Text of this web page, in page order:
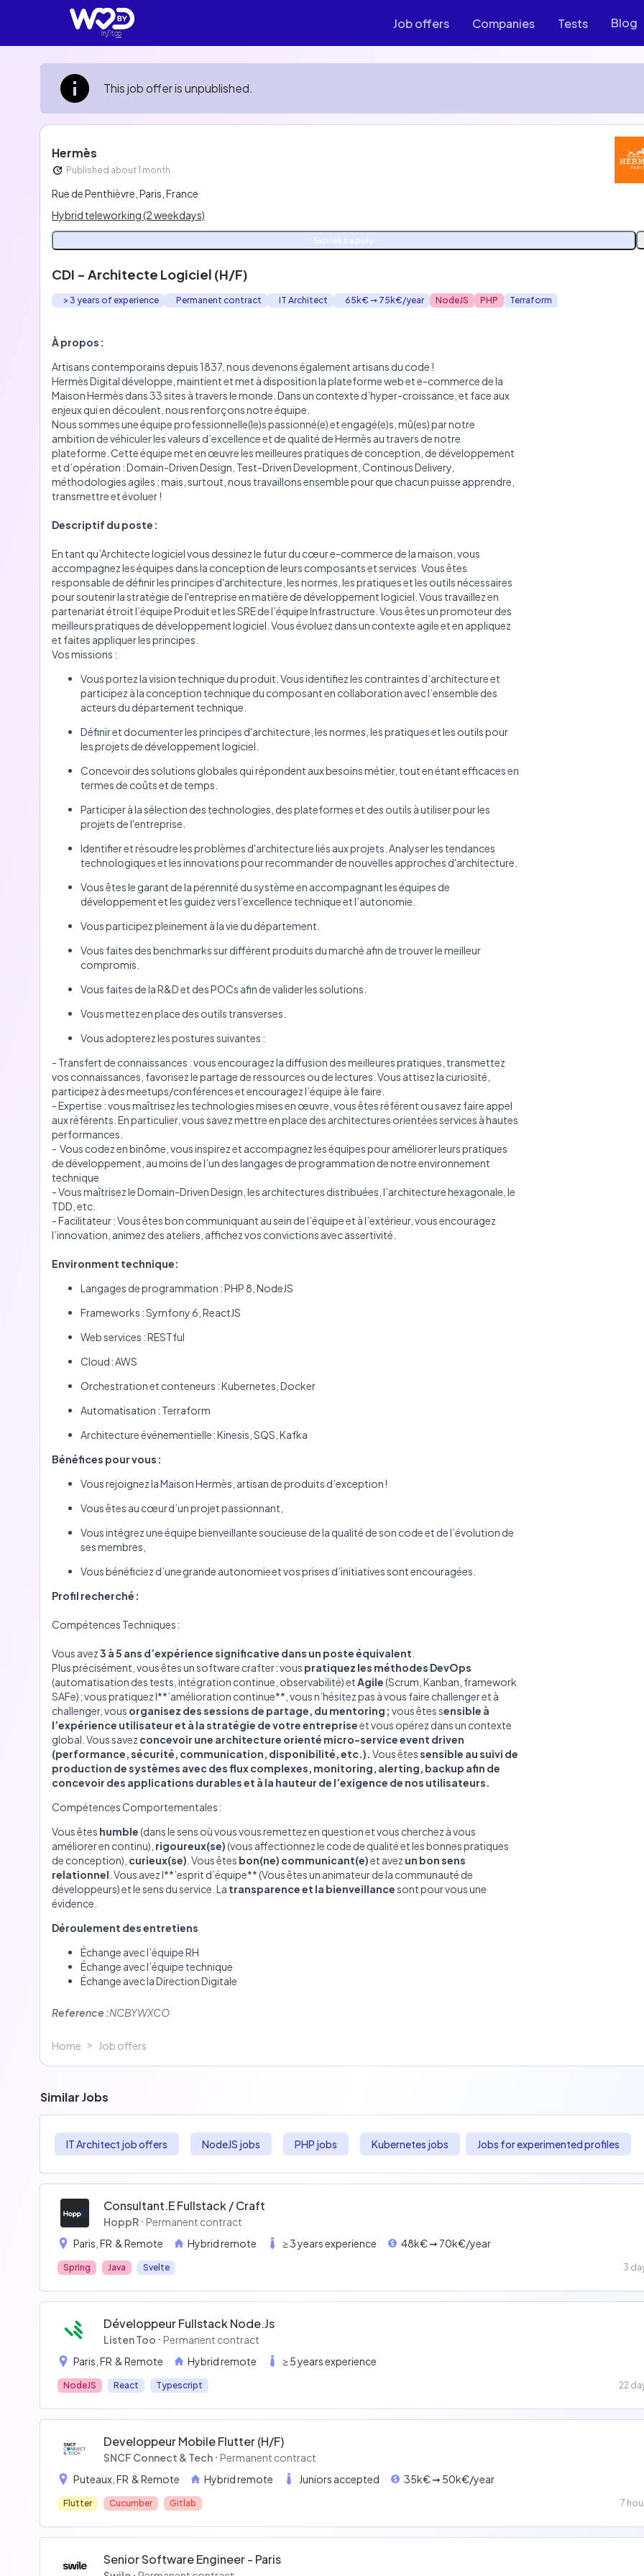
Job offers Companies Tests Blog
This job offer is unpublished.
Hermès
Published about 1 month
Rue de Penthièvre, Paris, France
Hybrid teleworking (2 weekdays)
Express apply
CDI - Architecte Logiciel (H/F)
> 3 years of experience Permanent contract IT Architect 65k€ ➞ 75k€/year NodeJS PHP Terraform
À propos :
Artisans contemporains depuis 1837, nous devenons également artisans du code !
Hermès Digital développe, maintient et met à disposition la plateforme web et e-commerce de la
Maison Hermès dans 33 sites à travers le monde. Dans un contexte d’hyper-croissance, et face aux
enjeux qui en découlent, nous renforçons notre équipe.
Nous sommes une équipe professionnelle(le)s passionné(e) et engagé(e)s, mû(es) par notre
ambition de véhiculer les valeurs d’excellence et de qualité de Hermès au travers de notre
plateforme. Cette équipe met en œuvre les meilleures pratiques de conception, de développement
et d’opération : Domain-Driven Design, Test-Driven Development, Continous Delivery,
méthodologies agiles ; mais, surtout, nous travaillons ensemble pour que chacun puisse apprendre,
transmettre et évoluer !
Descriptif du poste :
En tant qu’Architecte logiciel vous dessinez le futur du cœur e-commerce de la maison, vous
accompagnez les équipes dans la conception de leurs composants et services. Vous êtes
responsable de définir les principes d'architecture, les normes, les pratiques et les outils nécessaires
pour soutenir la stratégie de l'entreprise en matière de développement logiciel. Vous travaillez en
partenariat étroit l’équipe Produit et les SRE de l’équipe Infrastructure. Vous êtes un promoteur des
meilleurs pratiques de développement logiciel. Vous évoluez dans un contexte agile et en appliquez
et faites appliquer les principes.
Vos missions :
Vous portez la vision technique du produit. Vous identifiez les contraintes d’architecture et
participez à la conception technique du composant en collaboration avec l’ensemble des
acteurs du département technique.
Définir et documenter les principes d'architecture, les normes, les pratiques et les outils pour
les projets de développement logiciel.
Concevoir des solutions globales qui répondent aux besoins métier, tout en étant efficaces en
termes de coûts et de temps.
Participer à la sélection des technologies, des plateformes et des outils à utiliser pour les
projets de l'entreprise.
Identifier et résoudre les problèmes d'architecture liés aux projets. Analyser les tendances
technologiques et les innovations pour recommander de nouvelles approches d'architecture.
Vous êtes le garant de la pérennité du système en accompagnant les équipes de
développement et les guidez vers l’excellence technique et l’autonomie.
Vous participez pleinement à la vie du département.
Vous faites des benchmarks sur différent produits du marché afin de trouver le meilleur
compromis.
Vous faites de la R&D et des POCs afin de valider les solutions.
Vous mettez en place des outils transverses.
Vous adopterez les postures suivantes :
- Transfert de connaissances : vous encouragez la diffusion des meilleures pratiques, transmettez
vos connaissances, favorisez le partage de ressources ou de lectures. Vous attisez la curiosité,
participez à des meetups/conférences et encouragez l’équipe à le faire.
- Expertise : vous maîtrisez les technologies mises en œuvre, vous êtes référent ou savez faire appel
aux référents. En particulier, vous savez mettre en place des architectures orientées services à hautes
performances.
- Vous codez en binôme, vous inspirez et accompagnez les équipes pour améliorer leurs pratiques
de développement, au moins de l’un des langages de programmation de notre environnement
technique
- Vous maîtrisez le Domain-Driven Design, les architectures distribuées, l’architecture hexagonale, le
TDD, etc.
- Facilitateur : Vous êtes bon communiquant au sein de l’équipe et à l’extérieur, vous encouragez
l’innovation, animez des ateliers, affichez vos convictions avec assertivité.
Environment technique:
Langages de programmation : PHP 8, NodeJS
Frameworks : Symfony 6, ReactJS
Web services : RESTful
Cloud : AWS
Orchestration et conteneurs : Kubernetes, Docker
Automatisation : Terraform
Architecture événementielle : Kinesis, SQS, Kafka
Bénéfices pour vous :
Vous rejoignez la Maison Hermès, artisan de produits d’exception !
Vous êtes au cœur d’un projet passionnant,
Vous intégrez une équipe bienveillante soucieuse de la qualité de son code et de l’évolution de
ses membres,
Vous bénéficiez d’une grande autonomie et vos prises d’initiatives sont encouragées.
Profil recherché :
Compétences Techniques :
Vous avez3 à 5 ans d’expérience significative dans un poste équivalent
Plus précisément, vous êtes un software crafter : vous pratiquez les méthodes DevOps
(automatisation des tests, intégration continue, observabilité) etAgile(Scrum, Kanban, framework
SAFe) ; vous pratiquez l**’amélioration continue**, vous n’hésitez pas à vous faire challenger et à
challenger, vous organisez des sessions de partage, du mentoring ; vous êtes sensible à
l’expérience utilisateur et à la stratégie de votre entrepriseet vous opérez dans un contexte
global. Vous savez concevoir une architecture orienté micro-service event driven
(performance, sécurité, communication, disponibilité, etc.). Vous êtessensible au suivi de
production de systèmes avec des flux complexes, monitoring, alerting, backup afin de
concevoir des applications durables et à la hauteur de l’exigence de nos utilisateurs.
Compétences Comportementales :
Vous êtes humble(dans le sens où vous vous remettez en question et vous cherchez à vous
améliorer en continu), rigoureux(se)(vous affectionnez le code de qualité et les bonnes pratiques
de conception), curieux(se) . Vous êtes bon(ne) communicant(e)et avez un bon sens
relationnel . Vous avez l**’esprit d’équipe** (Vous êtes un animateur de la communauté de
développeurs) et le sens du service. La transparence et la bienveillancesont pour vous une
évidence.
Déroulement des entretiens
Échange avec l’équipe RH
Échange avec l’équipe technique
Échange avec la Direction Digitale
Reference :NCBYWXCO
Home > Job offers
Similar Jobs
IT Architect job offers NodeJS jobs PHP jobs Kubernetes jobs Jobs for experimented profiles
Consultant.e Fullstack / Craft
HoppR
Permanent contract
Paris, FR & Remote Hybrid remote ≥ 3 years experience 48k€ ➞ 70k€/year
Spring Java Svelte 3
Développeur Fullstack Node.js
Listen Too
Permanent contract
Paris, FR & Remote Hybrid remote ≥ 5 years experience
NodeJS React Typescript 22
Developpeur Mobile Flutter (h/f)
SNCF Connect & Tech
Permanent contract
Puteaux, FR & Remote Hybrid remote Juniors accepted 35k€ ➞ 50k€/year
Flutter Cucumber Gitlab 7
Senior Software Engineer - Paris